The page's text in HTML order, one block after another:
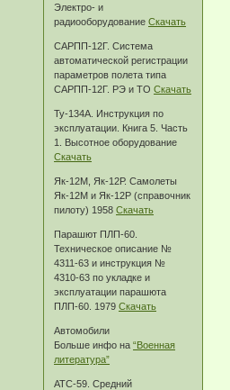
Электро- и
радиооборудованиеСкачать
САРПП-12Г. Система
автоматической регистрации
параметров полета типа
САРПП-12Г. РЭ и ТОСкачать
Ту-134А. Инструкция по
эксплуатации. Книга 5. Часть
1. Высотное оборудование
Скачать
Як-12М, Як-12Р. Самолеты
Як-12М и Як-12Р (справочник
пилоту) 1958Скачать
Парашют ПЛП-60.
Техническое описание №
4311-63 и инструкция №
4310-63 по укладке и
эксплуатации парашюта
ПЛП-60. 1979Скачать
Автомобили
Больше инфо на“Военная
литература”
АТС-59. Средний